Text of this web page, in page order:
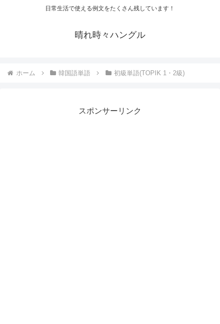
日常生活で使える例文をたくさん残しています！
晴れ時々ハングル
ホーム 韓国語単語 初級単語(TOPIK 1・2級)
スポンサーリンク